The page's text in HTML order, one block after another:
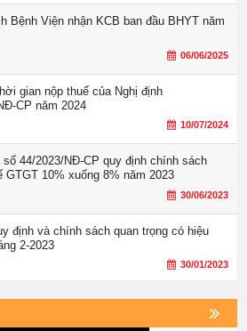
Bệnh Viện nhận KCB ban đầu BHYT năm
06/06/2025
gian nộp thuế của Nghị định
CP năm 2024
10/07/2024
số 44/2023/NĐ-CP quy định chính sách
GTGT 10% xuống 8% năm 2023
30/06/2023
định và chính sách quan trọng có hiệu
2-2023
30/01/2023